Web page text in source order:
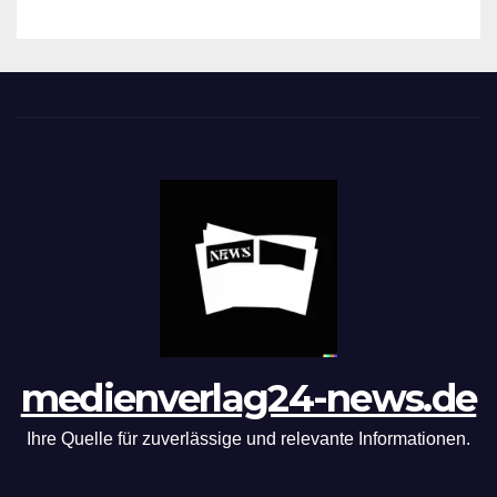
medienverlag24-news.de
Ihre Quelle für zuverlässige und relevante Informationen.